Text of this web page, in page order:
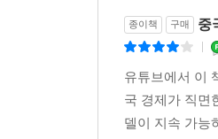
종이책 구매 중
유튜브에서 이
국 경제가 직면
델이 지속 가능